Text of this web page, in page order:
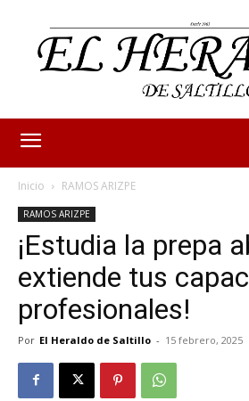
Inicio RAMOS ARIZPE
RAMOS ARIZPE
¡Estudia la prepa
extiende tus
profesionales!
Por El Heraldo de Saltillo - 15 febrero, 2025